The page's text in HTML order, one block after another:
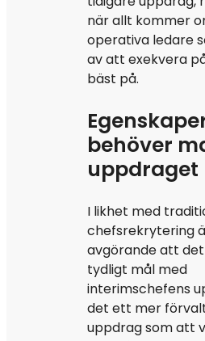
när allt kommer
operativa ledare
av att exekvera
bäst på.
behöver
uppdraget
I likhet med
chefsrekrytering
avgörande att
tydligt mål med
interimschefens
det ett mer
uppdrag som att